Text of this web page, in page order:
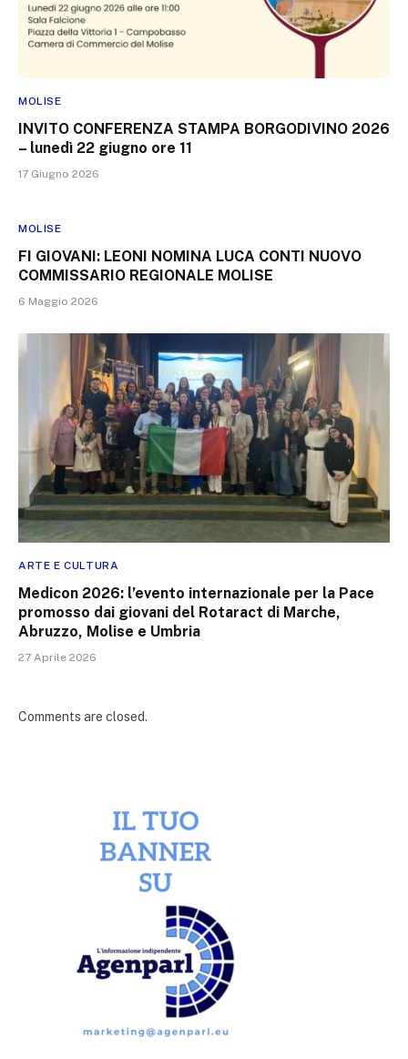
MOLISE
INVITO CONFERENZA STAMPA BORGODIVINO 2026
– lunedì 22 giugno ore 11
17 Giugno 2026
MOLISE
FI GIOVANI: LEONI NOMINA LUCA CONTI NUOVO
COMMISSARIO REGIONALE MOLISE
6 Maggio 2026
ARTE E CULTURA
Medicon 2026: l’evento internazionale per la Pace
promosso dai giovani del Rotaract di Marche,
Abruzzo, Molise e Umbria
27 Aprile 2026
Comments are closed.